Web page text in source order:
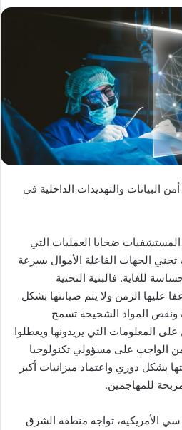
البيانات والتهديدات الداخلية في
ضحايا العمليات التي
الجهات الفاعلة الأموال بسرعة
للغاية. فالبنية التحتية
عليها الزمن ولا يتم صيانتها بشكل
ونقص المواد الشحيحة تسمح
المعلومات التي يريدونها ويعطلوا
الواجب على مسؤولي تكنولوجيا
بشكل دوري واعتماد ميزانيات أكبر
للمهاجمين.
الأمريكية، تواجه منطقة الشرق